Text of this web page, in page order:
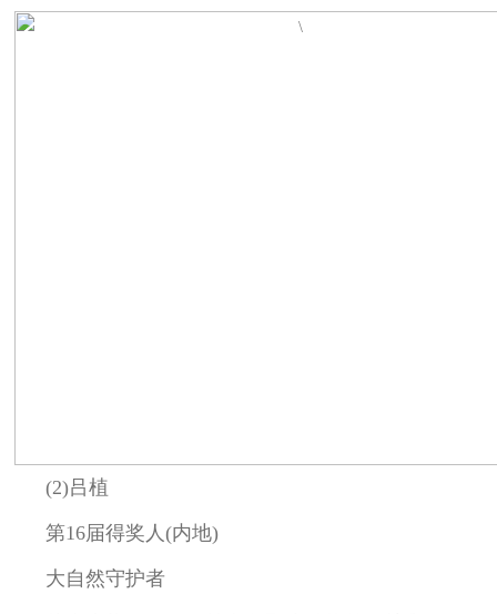
(2)吕植
第16届得奖人(内地)
大自然守护者